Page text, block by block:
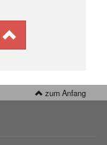
zum Anfang